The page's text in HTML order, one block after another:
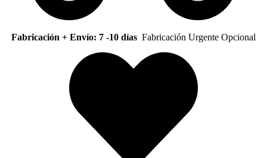
Fabricación + Envío: 7 -10 días Fabricación Urgente Opcional